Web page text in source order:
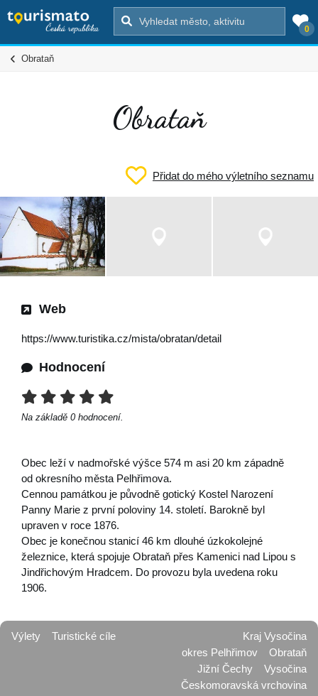
0
Obrataň
Obrataň
Přidat do mého výletního seznamu
Web
https://www.turistika.cz/mista/obratan/detail
Hodnocení
Na základě 0 hodnocení.
Obec leží v nadmořské výšce 574 m asi 20 km západně
od okresního města Pelhřimova.
Cennou památkou je původně gotický Kostel Narození
Panny Marie z první poloviny 14. století. Barokně byl
upraven v roce 1876.
Obec je konečnou stanicí 46 km dlouhé úzkokolejné
železnice, která spojuje Obrataň přes Kamenici nad Lipou s
Jindřichovým Hradcem. Do provozu byla uvedena roku
1906.
Výlety Turistické cíle
Kraj Vysočina
okres Pelhřimov
Obrataň
Jižní Čechy
Vysočina
Českomoravská vrchovina